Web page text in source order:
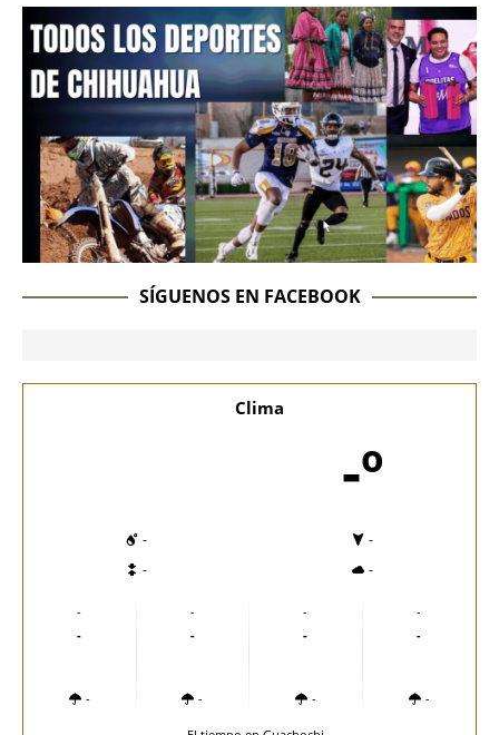
SÍGUENOS EN FACEBOOK
Clima
-º
-
-
-
-
-
-
-
-
-
-
-
-
-
-
-
-